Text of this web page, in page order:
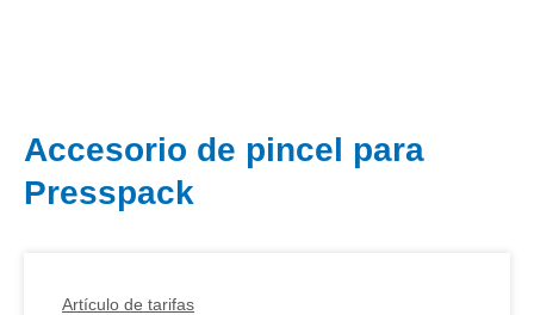
Accesorio de pincel para
Presspack
Artículo de tarifas